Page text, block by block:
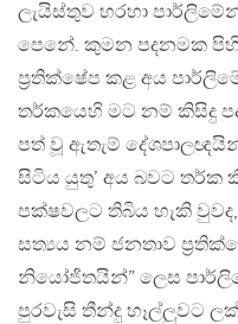
ලැයිස්තුව හරහා
පෙනේ. කුමන පදනමක
ප්‍රතික්ෂේප කළ අය
තර්කයෙහි මට නම් කිසිදු
පත් වූ ඇතැම්
සිටිය යුතු’ අය බවට තර්ක
පක්ෂවලට තිබිය හැකි
සත්‍යය නම් ජනතාව
නියෝජිතයින්” ලෙස
පුරවැසි තීන්දු හෑල්ලුවට